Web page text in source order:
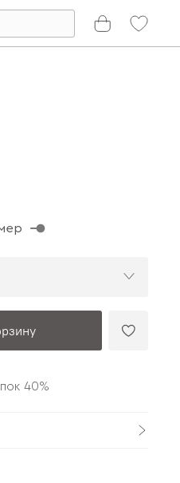
40%